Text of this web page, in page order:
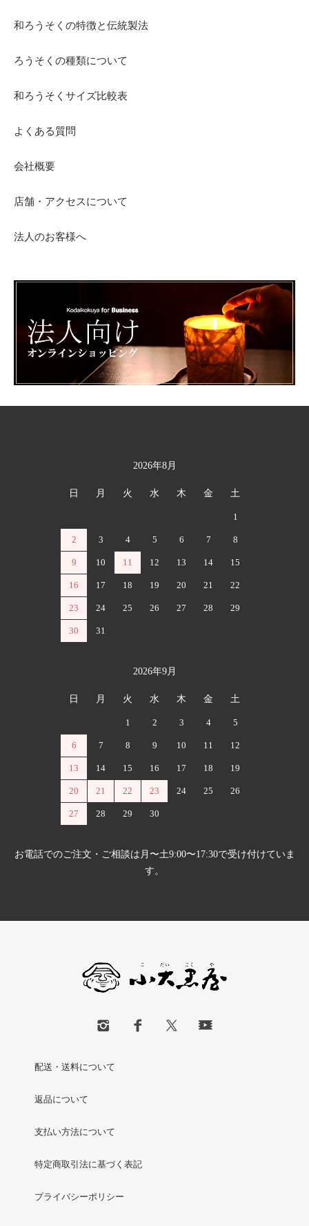
和ろうそくの特徴と伝統製法
ろうそくの種類について
和ろうそくサイズ比較表
よくある質問
会社概要
店舗・アクセスについて
法人のお客様へ
2026年8月
日 月 火 水 木 金 土
1
2 3 4 5 6 7 8
9 10 11 12 13 14 15
16 17 18 19 20 21 22
23 24 25 26 27 28 29
30 31
2026年9月
日 月 火 水 木 金 土
1 2 3 4 5
6 7 8 9 10 11 12
13 14 15 16 17 18 19
20 21 22 23 24 25 26
27 28 29 30
お電話でのご注文・ご相談は月〜土9:00〜17:30で受け付けていま
す。
配送・送料について
返品について
支払い方法について
特定商取引法に基づく表記
プライバシーポリシー